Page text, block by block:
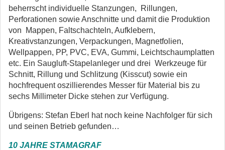
beherrscht individuelle Stanzungen, Rillungen,
Perforationen sowie Anschnitte und damit die Produktion
von Mappen, Faltschachteln, Aufklebern,
Kreativstanzungen, Verpackungen, Magnetfolien,
Wellpappen, PP, PVC, EVA, Gummi, Leichtschaumplatten
etc. Ein Saugluft-Stapelanleger und drei Werkzeuge für
Schnitt, Rillung und Schlitzung (Kisscut) sowie ein
hochfrequent oszillierendes Messer für Material bis zu
sechs Millimeter Dicke stehen zur Verfügung.
Übrigens: Stefan Eberl hat noch keine Nachfolger für sich
und seinen Betrieb gefunden…
10 JAHRE STAMAGRAF